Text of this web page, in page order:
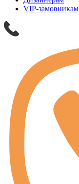
VIP-замовникам